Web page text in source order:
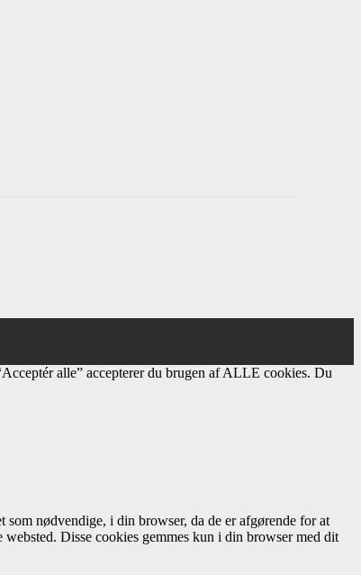
alle” accepterer du brugen af ​​ALLE cookies. Du
som nødvendige, i din browser, da de er afgørende for at
Disse cookies gemmes kun i din browser med dit